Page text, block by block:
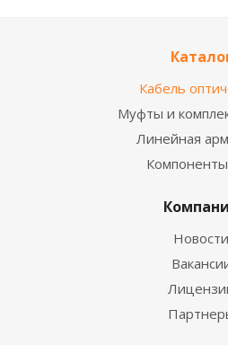
Кабель
Муфты и
Линейная
Новости